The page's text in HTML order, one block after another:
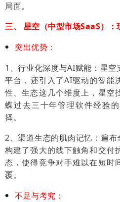
局面。
三、 星空（中型市场SaaS）：
突出优势：
1、行业化深度与AI赋能：星空
平台，还引入了AI驱动的智能
性、生态这几个维度上，星空
蝶过去三十年管理软件经验
择。
2、渠道生态的肌肉记忆：遍
构建了强大的线下触角和交付
态，使得竞争对手难以在短时
覆。
不足与考究：